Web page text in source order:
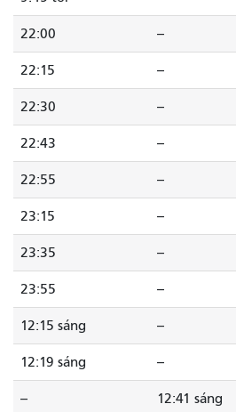
22:00 --
22:15 --
22:30 --
22:43 --
22:55 --
23:15 --
23:35 --
23:55 --
12:15 sáng --
12:19 sáng --
-- 12:41 sáng